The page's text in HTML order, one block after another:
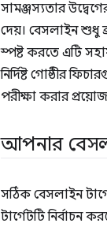
সামঞ্জস্যতার
দেয়। বেসলাইন শুধু
স্পষ্ট করতে এটি
নির্দিষ্ট গোষ্ঠীর
পরীক্ষা করার
আপনার
সঠিক বেসলাইন
টার্গেটটি নির্বাচন